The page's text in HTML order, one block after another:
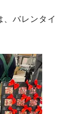
バレンタイ